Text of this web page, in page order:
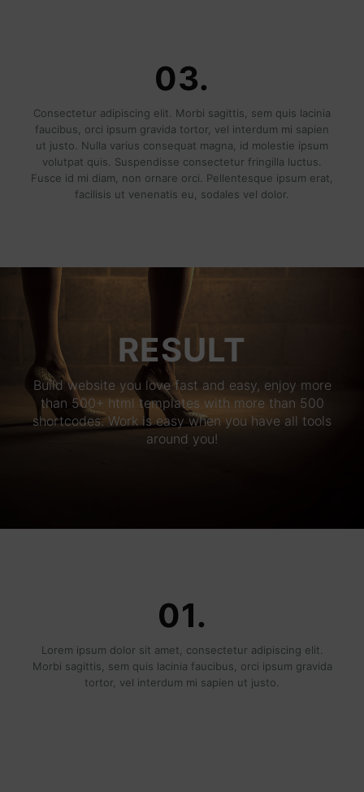
03.
Consectetur adipiscing elit. Morbi sagittis, sem quis lacinia
faucibus, orci ipsum gravida tortor, vel interdum mi sapien
ut justo. Nulla varius consequat magna, id molestie ipsum
volutpat quis. Suspendisse consectetur fringilla luctus.
Fusce id mi diam, non ornare orci. Pellentesque ipsum erat,
facilisis ut venenatis eu, sodales vel dolor.
RESULT
Build website you love fast and easy, enjoy more
than 500+ html templates with more than 500
shortcodes. Work is easy when you have all tools
around you!
01.
Lorem ipsum dolor sit amet, consectetur adipiscing elit.
Morbi sagittis, sem quis lacinia faucibus, orci ipsum gravida
tortor, vel interdum mi sapien ut justo.